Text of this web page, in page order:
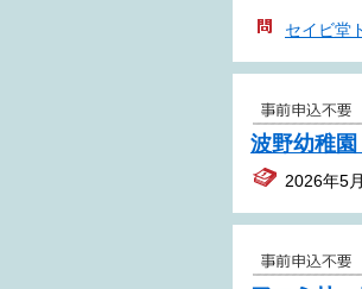
セイビ堂
波野幼稚
2026年5